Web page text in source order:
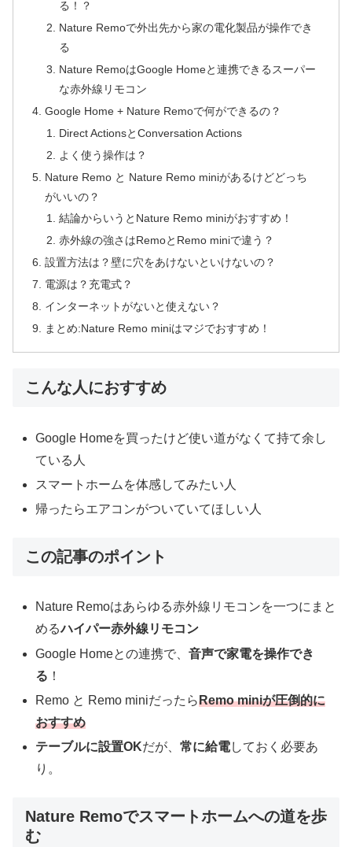
る！？
Nature Remoで外出先から家の電化製品が操作でき
る
Nature RemoはGoogle Homeと連携できるスーパー
な赤外線リモコン
Google Home + Nature Remoで何ができるの？
Direct ActionsとConversation Actions
よく使う操作は？
Nature Remo と Nature Remo miniがあるけどどっち
がいいの？
結論からいうとNature Remo miniがおすすめ！
赤外線の強さはRemoとRemo miniで違う？
設置方法は？壁に穴をあけないといけないの？
電源は？充電式？
インターネットがないと使えない？
まとめ:Nature Remo miniはマジでおすすめ！
こんな人におすすめ
Google Homeを買ったけど使い道がなくて持て余し
ている人
スマートホームを体感してみたい人
帰ったらエアコンがついていてほしい人
この記事のポイント
Nature Remoはあらゆる赤外線リモコンを一つにまと
めるハイパー赤外線リモコン
Google Homeとの連携で、音声で家電を操作でき
る ！
Remo と Remo miniだったらRemo miniが圧倒的に
おすすめ
テーブルに設置OKだが、常に給電しておく必要あ
り。
Nature Remoでスマートホームへの道を歩
む